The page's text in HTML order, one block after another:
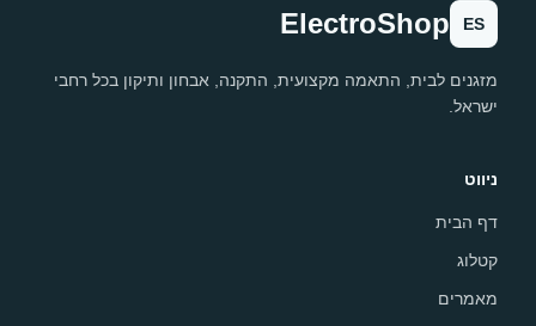
ES
ElectroShop
מזגנים לבית, התאמה מקצועית, התקנה, אבחון ותיקון בכל רחבי
ישראל.
ניווט
דף הבית
קטלוג
מאמרים